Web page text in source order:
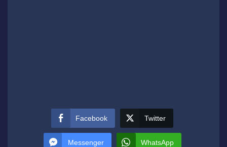
Facebook Twitter
Messenger WhatsApp